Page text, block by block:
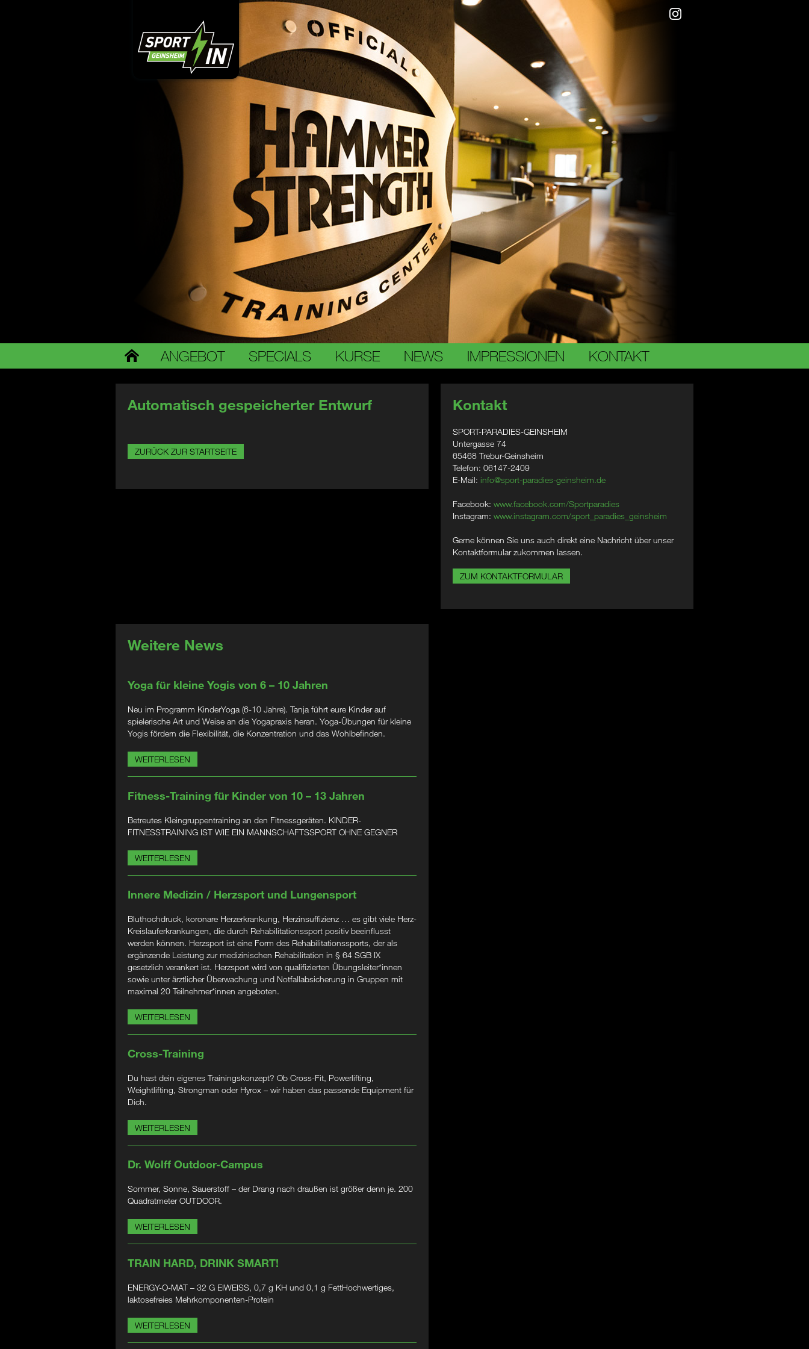
ANGEBOT SPECIALS KURSE NEWS IMPRESSIONEN KONTAKT
Automatisch gespeicherter Entwurf
ZURÜCK ZUR STARTSEITE
Kontakt
SPORT-PARADIES-GEINSHEIM
Untergasse 74
65468 Trebur-Geinsheim
Telefon: 06147-2409
E-Mail: info@sport-paradies-geinsheim.de
Facebook: www.facebook.com/Sportparadies
Instagram: www.instagram.com/sport_paradies_geinsheim
Gerne können Sie uns auch direkt eine Nachricht über unser
Kontaktformular zukommen lassen.
ZUM KONTAKTFORMULAR
Weitere News
Yoga für kleine Yogis von 6 – 10 Jahren
Neu im Programm KinderYoga (6-10 Jahre). Tanja führt eure Kinder auf
spielerische Art und Weise an die Yogapraxis heran. Yoga-Übungen für kleine
Yogis fördern die Flexibilität, die Konzentration und das Wohlbefinden.
WEITERLESEN
Fitness-Training für Kinder von 10 – 13 Jahren
Betreutes Kleingruppentraining an den Fitnessgeräten. KINDER-
FITNESSTRAINING IST WIE EIN MANNSCHAFTSSPORT OHNE GEGNER
WEITERLESEN
Innere Medizin / Herzsport und Lungensport
Bluthochdruck, koronare Herzerkrankung, Herzinsuffizienz … es gibt viele Herz-
Kreislauferkrankungen, die durch Rehabilitationssport positiv beeinflusst
werden können. Herzsport ist eine Form des Rehabilitationssports, der als
ergänzende Leistung zur medizinischen Rehabilitation in § 64 SGB IX
gesetzlich verankert ist. Herzsport wird von qualifizierten Übungsleiter*innen
sowie unter ärztlicher Überwachung und Notfallabsicherung in Gruppen mit
maximal 20 Teilnehmer*innen angeboten.
WEITERLESEN
Cross-Training
Du hast dein eigenes Trainingskonzept? Ob Cross-Fit, Powerlifting,
Weightlifting, Strongman oder Hyrox – wir haben das passende Equipment für
Dich.
WEITERLESEN
Dr. Wolff Outdoor-Campus
Sommer, Sonne, Sauerstoff – der Drang nach draußen ist größer denn je. 200
Quadratmeter OUTDOOR.
WEITERLESEN
TRAIN HARD, DRINK SMART!
ENERGY-O-MAT – 32 G EIWEISS, 0,7 g KH und 0,1 g FettHochwertiges,
laktosefreies Mehrkomponenten-Protein
WEITERLESEN